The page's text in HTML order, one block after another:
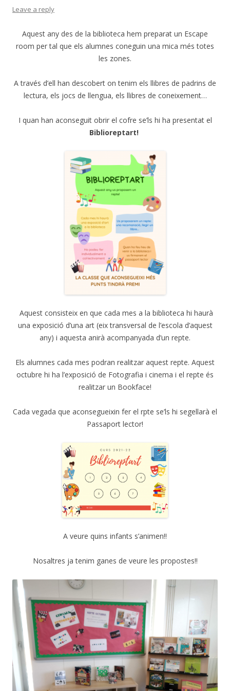
Leave a reply
Aquest any des de la biblioteca hem preparat un Escape
room per tal que els alumnes coneguin una mica més totes
les zones.
A través d’ell han descobert on tenim els llibres de padrins de
lectura, els jocs de llengua, els llibres de coneixement…
I quan han aconseguit obrir el cofre se’ls hi ha presentat el
Biblioreptart!
Aquest consisteix en que cada mes a la biblioteca hi haurà
una exposició d’una art (eix transversal de l’escola d’aquest
any) i aquesta anirà acompanyada d’un repte.
Els alumnes cada mes podran realitzar aquest repte. Aquest
octubre hi ha l’exposició de Fotografia i cinema i el repte és
realitzar un Bookface!
Cada vegada que aconsegueixin fer el rpte se’ls hi segellarà el
Passaport lector!
A veure quins infants s’animen!!
Nosaltres ja tenim ganes de veure les propostes!!